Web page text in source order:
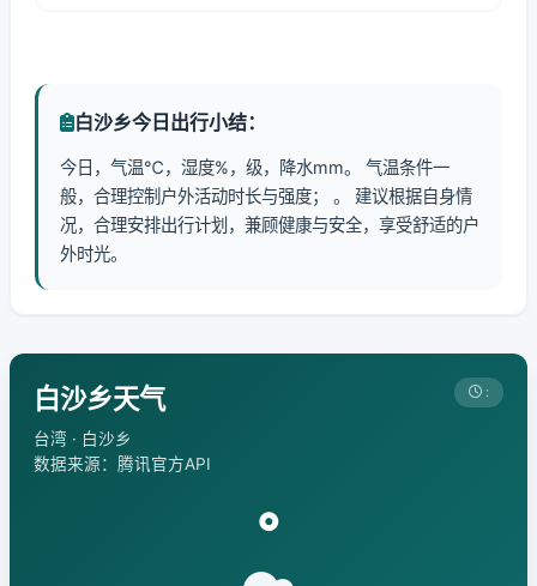
白沙乡今日出行小结：
今日，气温℃，湿度%，级，降水mm。 气温条件一
般，合理控制户外活动时长与强度； 。 建议根据自身情
况，合理安排出行计划，兼顾健康与安全，享受舒适的户
外时光。
白沙乡天气
台湾 · 白沙乡
数据来源：腾讯官方API
:
°